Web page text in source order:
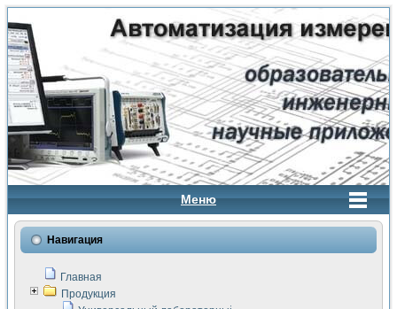
Меню
Навигация
Главная
Продукция